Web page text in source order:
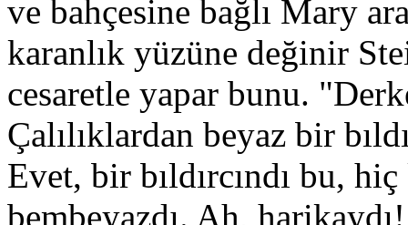
ve bahçesine bağlı Mary
karanlık yüzüne değinir
cesaretle yapar bunu.
Çalılıklardan beyaz bir
Evet, bir bıldırcındı bu,
bembeyazdı. Ah,